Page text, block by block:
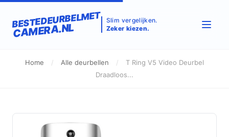
BESTEDEURBELMET
CAMERA.NL
Slim vergelijken.
Zeker kiezen.
Home / Alle deurbellen /
T Ring V5 Video Deurbel
Draadloos...